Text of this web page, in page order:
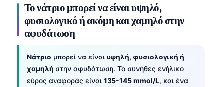
Το νάτριο μπορεί να είναι υψηλό,
φυσιολογικό ή ακόμη και χαμηλό στην
αφυδάτωση
Νάτριο μπορεί να είναι υψηλή, φυσιολογική ή
χαμηλή στην αφυδάτωση. Το συνήθες ενήλικο
εύρος αναφοράς είναι 135-145 mmol/L, και ένα